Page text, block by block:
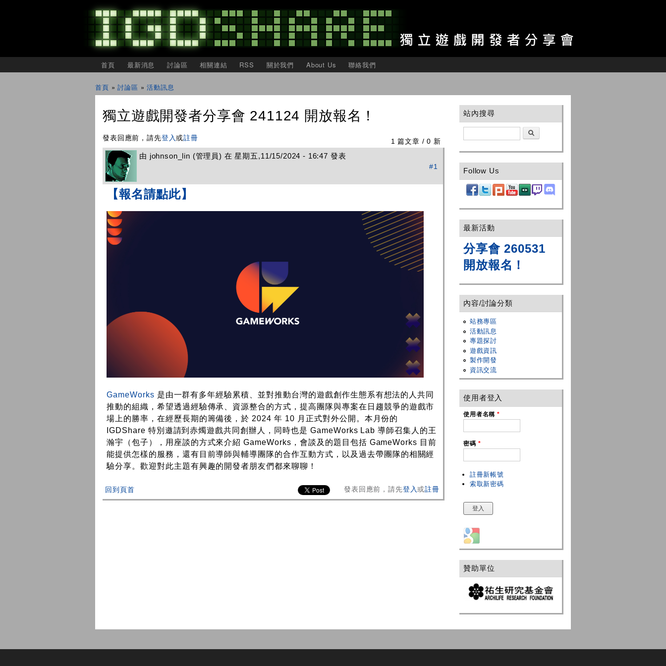
至
主
容
IGDSHARE
首頁 最新消息 討論區 相關連結 RSS 關於我們 About Us 聯絡我們
首頁 »討論區 »活動訊息
獨立遊戲開發者分享會 241124 開放報名！
1 篇文章 / 0 新
發表回應前，請先登入或註冊
由 johnson_lin (管理員) 在 星期五,11/15/2024 - 16:47 發表
#1
【報名請點此】
GameWorks 是由一群有多年經驗累積、並對推動台灣的遊戲創作生態系有想法的人共同
推動的組織，希望透過經驗傳承、資源整合的方式，提高團隊與專案在日趨競爭的遊戲市
場上的勝率，在經歷長期的籌備後，於 2024 年 10 月正式對外公開。本月份的
IGDShare 特別邀請到赤燭遊戲共同創辦人，同時也是 GameWorks Lab 導師召集人的王
瀚宇（包子），用座談的方式來介紹 GameWorks，會談及的題目包括 GameWorks 目前
能提供怎樣的服務，還有目前導師與輔導團隊的合作互動方式，以及過去帶團隊的相關經
驗分享。歡迎對此主題有興趣的開發者朋友們都來聊聊！
回到頁首 發表回應前，請先登入或註冊
站內搜尋
Follow Us
最新活動
分享會 260531
開放報名！
內容/討論分類
站務專區
活動訊息
專題探討
遊戲資訊
製作開發
資訊交流
使用者登入
使用者名稱*
密碼 *
註冊新帳號
索取新密碼
Login with Google
贊助單位